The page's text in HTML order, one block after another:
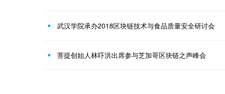
武汉学院承办2018区块链技术与食品质量安全研讨会
菩提创始人林吓洪出席参与芝加哥区块链之声峰会